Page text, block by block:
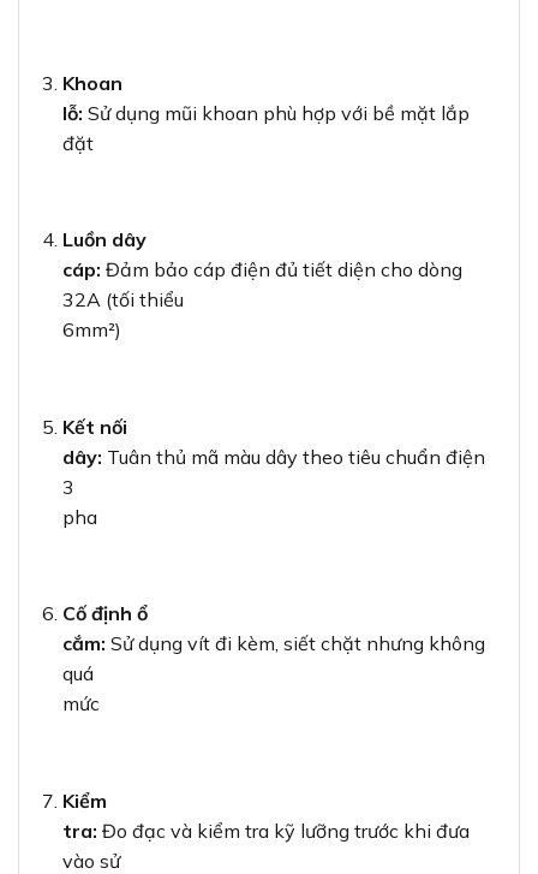
Khoan
lỗ: Sử dụng mũi khoan phù hợp với bề mặt lắp
đặt
Luồn dây
cáp: Đảm bảo cáp điện đủ tiết diện cho dòng
32A (tối thiểu
6mm²)
Kết nối
dây: Tuân thủ mã màu dây theo tiêu chuẩn điện
3
pha
Cố định ổ
cắm: Sử dụng vít đi kèm, siết chặt nhưng không
quá
mức
Kiểm
tra: Đo đạc và kiểm tra kỹ lưỡng trước khi đưa
vào sử